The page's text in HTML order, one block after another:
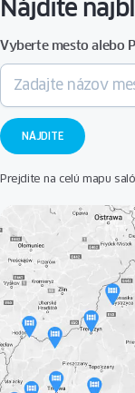
kedykoľvek odvolať
Nájdite
Vyberte mesto alebo
Prejdite na celú mapu